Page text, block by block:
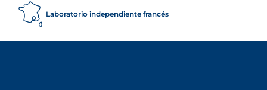
Laboratorio independiente francés